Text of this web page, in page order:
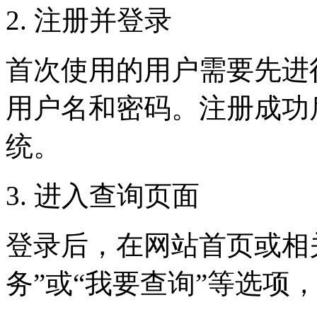
2. 注册并登录
首次使用的用户需要先
用户名和密码。注册成
统。
3. 进入查询页面
登录后，在网站首页或
务”或“我要查询”等选项